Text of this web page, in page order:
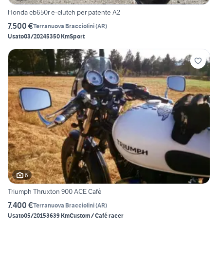
Honda cb650r e-clutch per patente A2
7.500 €Terranuova Bracciolini(AR)
Usato03/20245350 KmSport
6
Triumph Thruxton 900 ACE Cafè
7.400 €Terranuova Bracciolini(AR)
Usato05/20153639 KmCustom / Café racer